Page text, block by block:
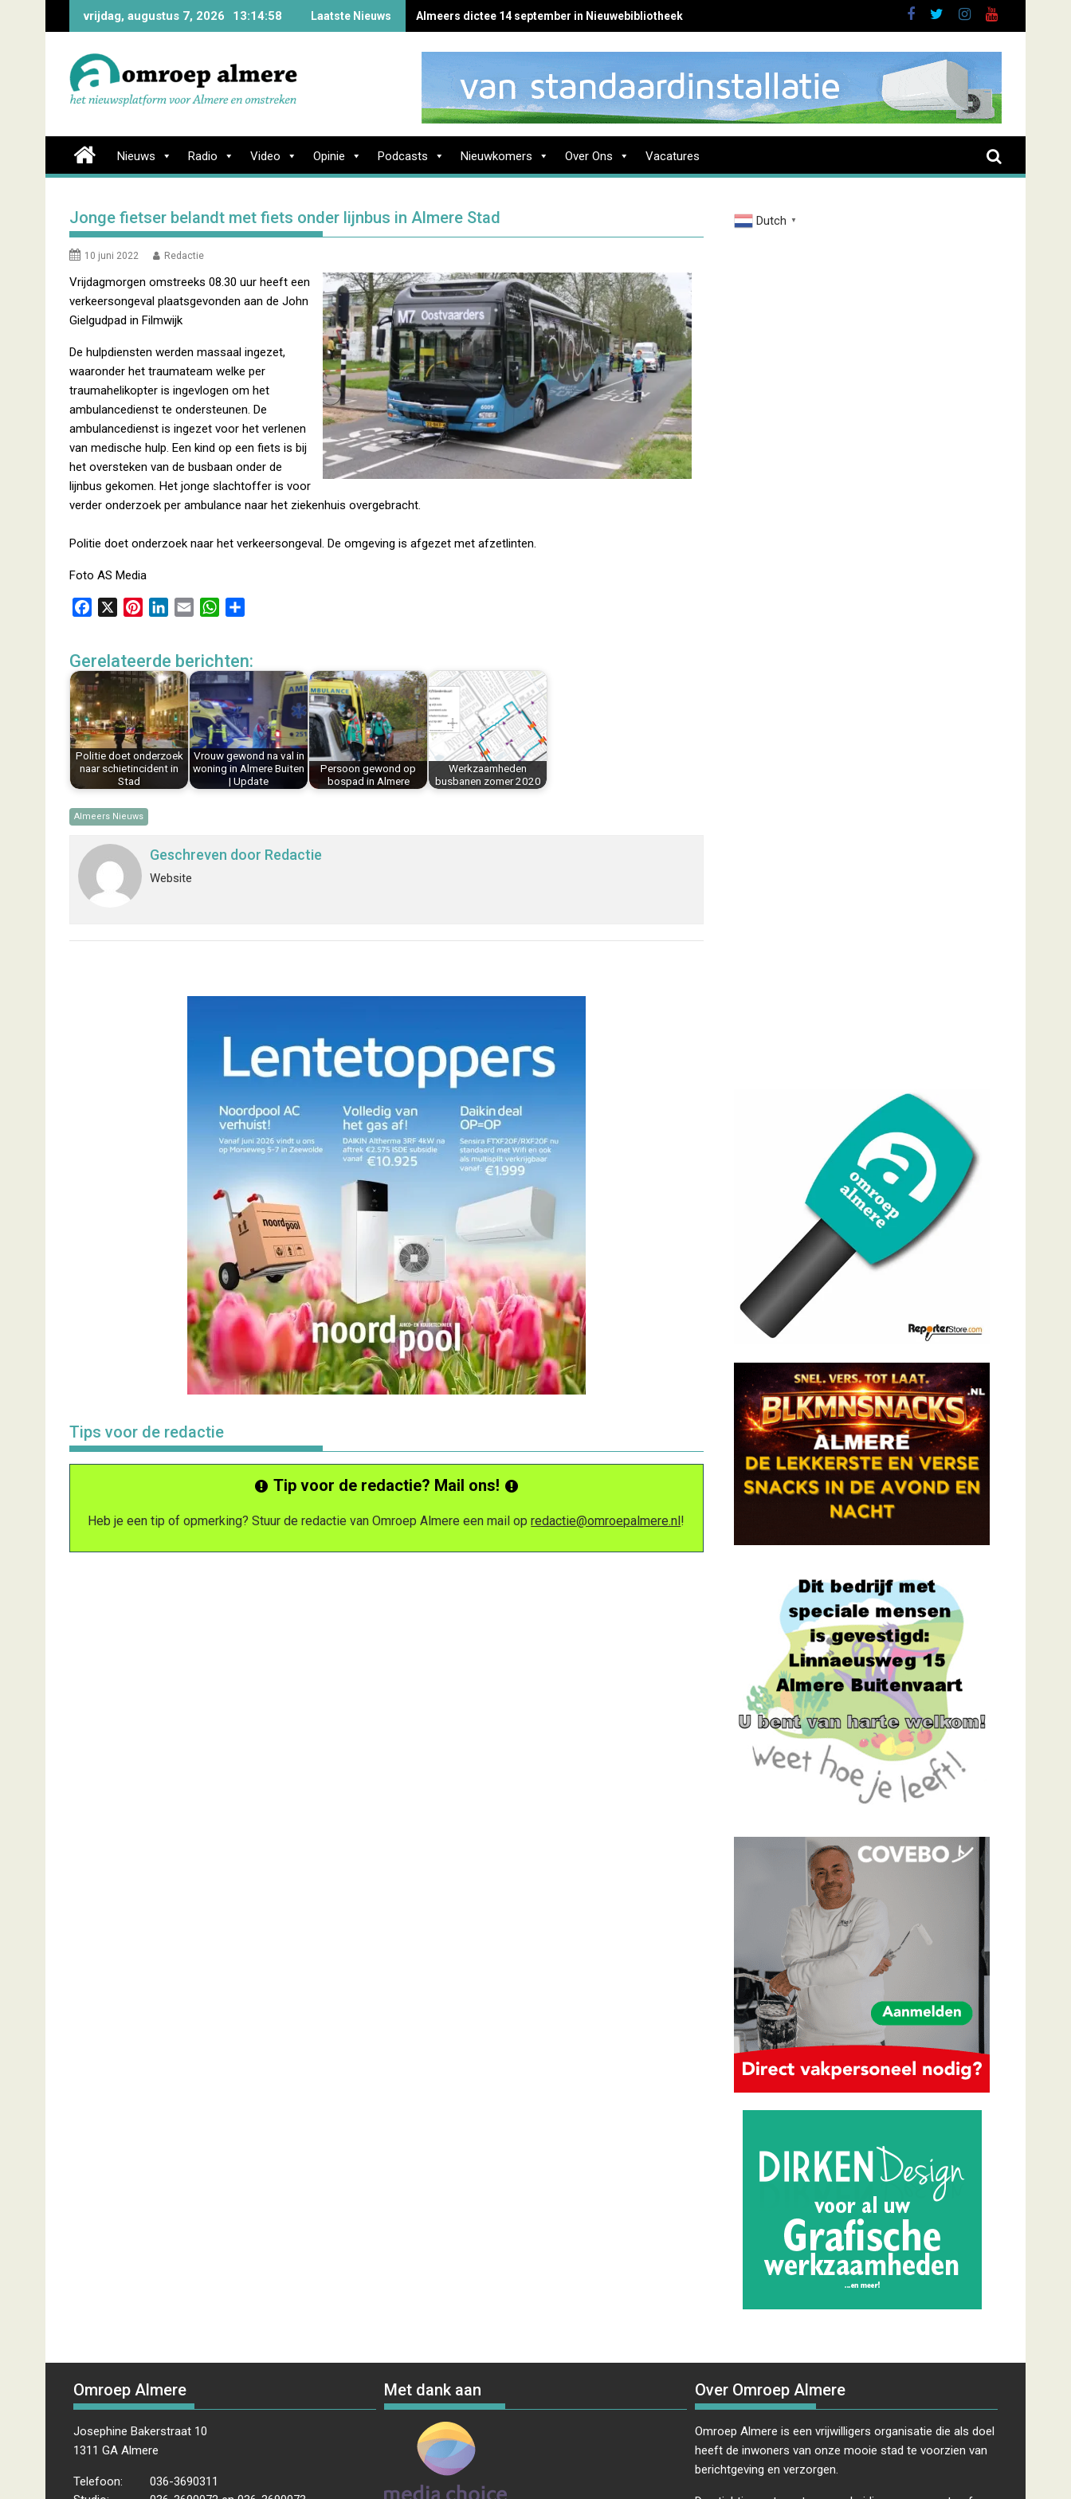
vrijdag, augustus 7, 2026 13:14:59 Laatste Nieuws Almeers dictee 14 september in Nieuwebibliotheek
Nieuws Radio Video Opinie Podcasts Nieuwkomers Over Ons Vacatures
Jonge fietser belandt met fiets onder lijnbus in Almere Stad
10 juni 2022 Redactie
Vrijdagmorgen omstreeks 08.30 uur heeft een
verkeersongeval plaatsgevonden aan de John
Gielgudpad in Filmwijk
De hulpdiensten werden massaal ingezet,
waaronder het traumateam welke per
traumahelikopter is ingevlogen om het
ambulancedienst te ondersteunen. De
ambulancedienst is ingezet voor het verlenen
van medische hulp. Een kind op een fiets is bij
het oversteken van de busbaan onder de
lijnbus gekomen. Het jonge slachtoffer is voor
verder onderzoek per ambulance naar het ziekenhuis overgebracht.
Politie doet onderzoek naar het verkeersongeval. De omgeving is afgezet met afzetlinten.
Foto AS Media
e
b
o
o
k
t
e
r
e
s
t
k
e
d
I
n
i
l
W
t
s
A
p
p
e
n
Gerelateerde berichten:
Politie doet onderzoek
naar schietincident in
Stad
Vrouw gewond na val in
woning in Almere Buiten
| Update
Persoon gewond op
bospad in Almere
Werkzaamheden
busbanen zomer 2020
Almeers Nieuws
Geschreven door Redactie
Website
Tips voor de redactie
Tip voor de redactie? Mail ons!
Heb je een tip of opmerking? Stuur de redactie van Omroep Almere een mail opredactie@omroepalmere.nl!
Dutch ▼
Omroep Almere
Josephine Bakerstraat 10
1311 GA Almere
Telefoon:
036-3690311
Met dank aan Over Omroep Almere
Omroep Almere is een vrijwilligers organisatie die als doel
heeft de inwoners van onze mooie stad te voorzien van
berichtgeving en verzorgen.